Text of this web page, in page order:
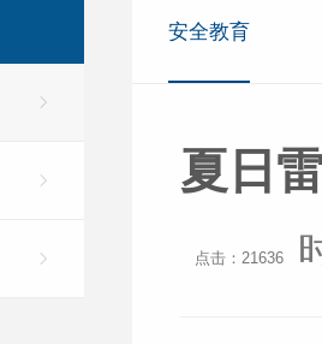
安全教育
夏日
点击：21636